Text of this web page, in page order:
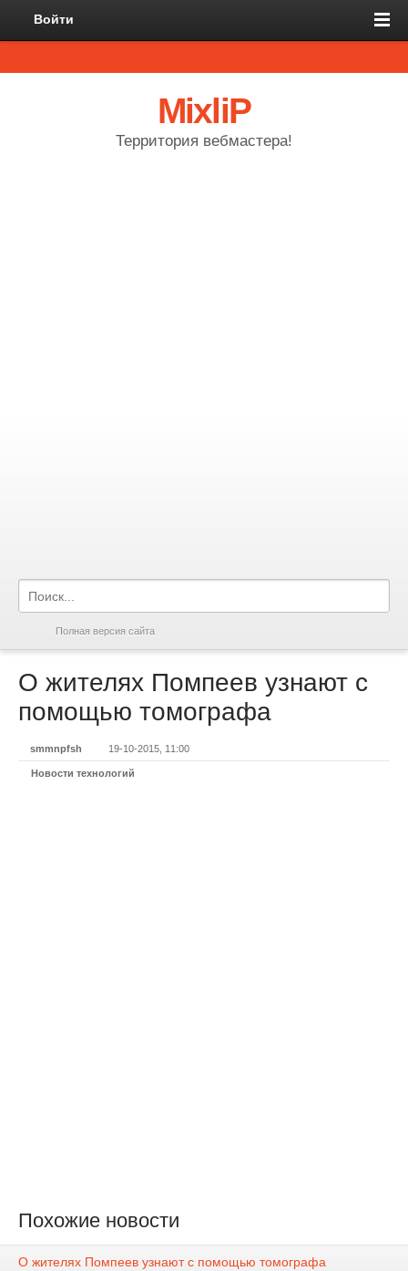
Войти
MixliP
Территория вебмастера!
Полная версия сайта
О жителях Помпеев узнают с
помощью томографа
smmnpfsh 19-10-2015, 11:00
Новости технологий
Похожие новости
О жителях Помпеев узнают с помощью томографа